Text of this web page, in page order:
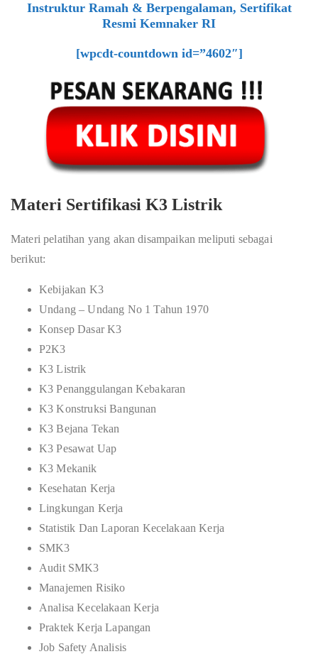
Instruktur Ramah & Berpengalaman, Sertifikat
Resmi Kemnaker RI
[wpcdt-countdown id=”4602″]
Materi Sertifikasi K3 Listrik
Materi pelatihan yang akan disampaikan meliputi sebagai
berikut:
Kebijakan K3
Undang – Undang No 1 Tahun 1970
Konsep Dasar K3
P2K3
K3 Listrik
K3 Penanggulangan Kebakaran
K3 Konstruksi Bangunan
K3 Bejana Tekan
K3 Pesawat Uap
K3 Mekanik
Kesehatan Kerja
Lingkungan Kerja
Statistik Dan Laporan Kecelakaan Kerja
SMK3
Audit SMK3
Manajemen Risiko
Analisa Kecelakaan Kerja
Praktek Kerja Lapangan
Job Safety Analisis